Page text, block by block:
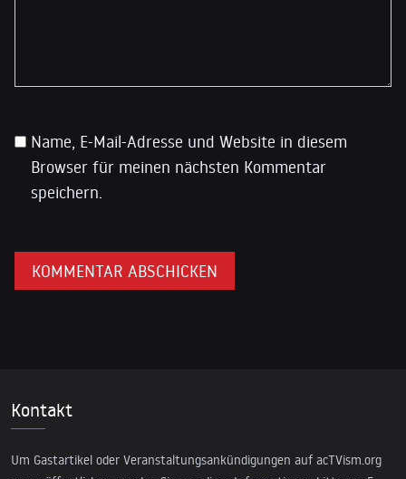
Name, E-Mail-Adresse und Website in diesem
Browser für meinen nächsten Kommentar
speichern.
Kontakt
Um Gastartikel oder Veranstaltungsankündigungen auf acTVism.org